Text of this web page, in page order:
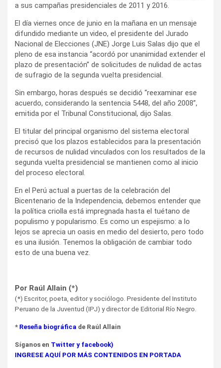
a sus campañas presidenciales de 2011 y 2016.
El día viernes once de junio en la mañana en un mensaje
difundido mediante un video, el presidente del Jurado
Nacional de Elecciones (JNE) Jorge Luis Salas dijo que el
pleno de esa instancia “acordó por unanimidad extender el
plazo de presentación” de solicitudes de nulidad de actas
de sufragio de la segunda vuelta presidencial.
Sin embargo, horas después se decidió “reexaminar ese
acuerdo, considerando la sentencia 5448, del año 2008”,
emitida por el Tribunal Constitucional, dijo Salas.
El titular del principal organismo del sistema electoral
precisó que los plazos establecidos para la presentación
de recursos de nulidad vinculados con los resultados de la
segunda vuelta presidencial se mantienen como al inicio
del proceso electoral.
En el Perú actual a puertas de la celebración del
Bicentenario de la Independencia, debemos entender que
la política criolla está impregnada hasta el tuétano de
populismo y popularismo. Es como un espejismo: a lo
lejos se aprecia un oasis en medio del desierto, pero todo
es una ilusión. Tenemos la obligación de cambiar todo
esto de una buena vez.
Por Raúl Allain (*)
(*) Escritor, poeta, editor y sociólogo. Presidente del Instituto
Peruano de la Juventud (IPJ) y director de Editorial Río Negro.
* Reseña biográfica de Raúl Allain
Síganos en Twitter y facebook)
INGRESE AQUÍ POR MÁS CONTENIDOS EN PORTADA